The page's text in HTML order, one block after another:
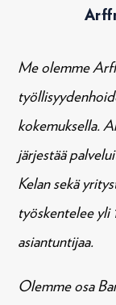
Me olemme
kokemuksella.
järjestää
Kelan sekä
työskentelee yli
asiantuntijaa.
Olemme osa